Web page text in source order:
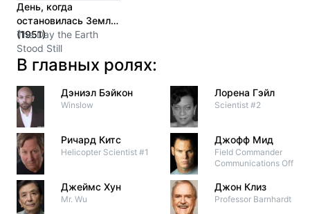
День, когда
остановилась Земля
(1951)
The Day the Earth
Stood Still
В главных ролях:
Дэниэл Бэйкон
Winslow
Ричард Китс
Helicopter Scientist #1
Джеймс Хун
Mr. Wu
Лорена Гэйл
Scientist #2
Джофф Мид
Field Commander
Communications Officer
Джон Клиз
Professor Barnhardt